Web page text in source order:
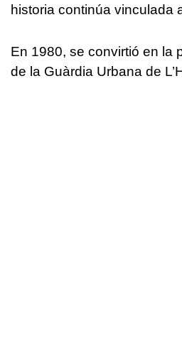
historia continúa vinculada
En 1980, se convirtió en la
de la Guàrdia Urbana de